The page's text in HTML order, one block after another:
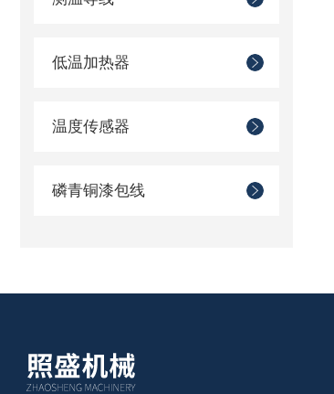
低温加热器
温度传感器
磷青铜漆包线